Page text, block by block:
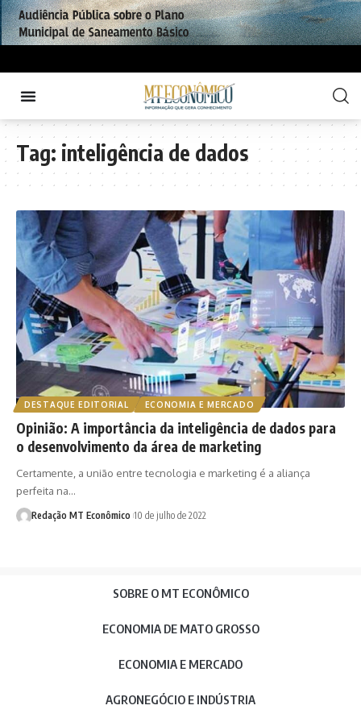
Tag: inteligência de dados
DESTAQUE EDITORIAL ECONOMIA E MERCADO
Opinião: A importância da inteligência de dados para
o desenvolvimento da área de marketing
Certamente, a união entre tecnologia e marketing é a aliança
perfeita na…
Redação MT Econômico 10 de julho de 2022
SOBRE O MT ECONÔMICO
ECONOMIA DE MATO GROSSO
ECONOMIA E MERCADO
AGRONEGÓCIO E INDÚSTRIA